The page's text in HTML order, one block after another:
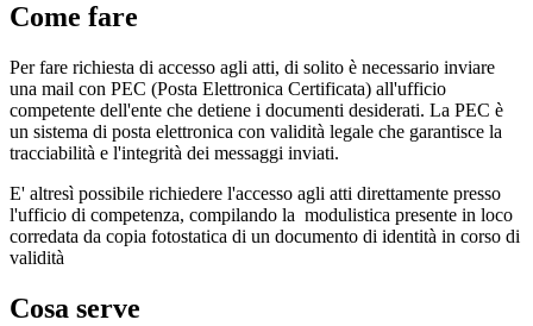
Come fare
Per fare richiesta di accesso agli atti, di solito è necessario inviare
una mail con PEC (Posta Elettronica Certificata) all'ufficio
competente dell'ente che detiene i documenti desiderati. La PEC è
un sistema di posta elettronica con validità legale che garantisce la
tracciabilità e l'integrità dei messaggi inviati.
E' altresì possibile richiedere l'accesso agli atti direttamente presso
l'ufficio di competenza, compilando la modulistica presente in loco
corredata da copia fotostatica di un documento di identità in corso di
validità
Cosa serve